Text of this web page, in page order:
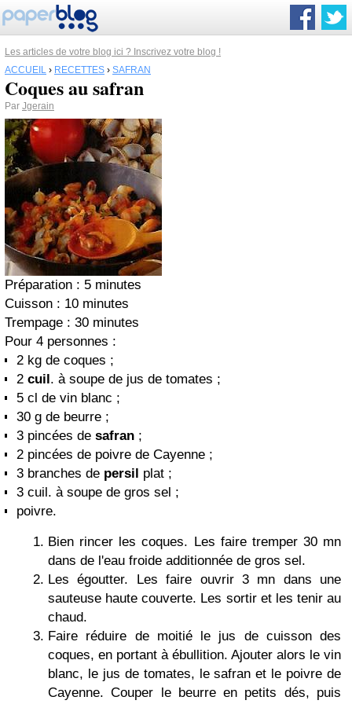
Les articles de votre blog ici ? Inscrivez votre blog !
ACCUEIL › RECETTES › SAFRAN
Coques au safran
Par Jgerain
Préparation : 5 minutes
Cuisson : 10 minutes
Trempage : 30 minutes
Pour 4 personnes :
2 kg de coques ;
2 cuil. à soupe de jus de tomates ;
5 cl de vin blanc ;
30 g de beurre ;
3 pincées de safran ;
2 pincées de poivre de Cayenne ;
3 branches de persil plat ;
3 cuil. à soupe de gros sel ;
poivre.
Bien rincer les coques. Les faire tremper 30 mn
dans de l'eau froide additionnée de gros sel.
Les égoutter. Les faire ouvrir 3 mn dans une
sauteuse haute couverte. Les sortir et les tenir au
chaud.
Faire réduire de moitié le jus de cuisson des
coques, en portant à ébullition. Ajouter alors le vin
blanc, le jus de tomates, le safran et le poivre de
Cayenne. Couper le beurre en petits dés, puis